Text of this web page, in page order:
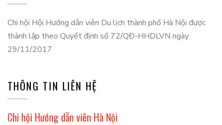
Chi hội Hội Hướng dẫn viên Du lịch thành phố Hà Nội được
thành lập theo Quyết định số 72/QĐ-HHDLVN ngày
29/11/2017
THÔNG TIN LIÊN HỆ
Chi hội Hướng dẫn viên Hà Nội